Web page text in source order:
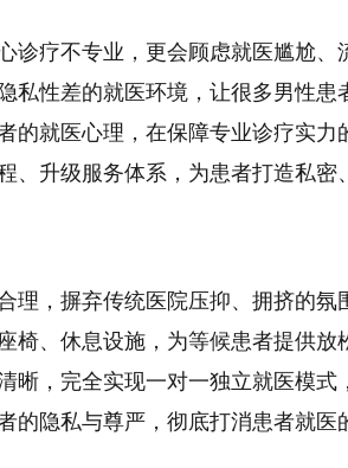
诊疗不专业，更会顾虑就医尴尬、
私性差的就医环境，让很多男性患
的就医心理，在保障专业诊疗实力
、升级服务体系，为患者打造私密
理，摒弃传统医院压抑、拥挤的氛
椅、休息设施，为等候患者提供放
晰，完全实现一对一独立就医模式
隐私与尊严，彻底打消患者就医